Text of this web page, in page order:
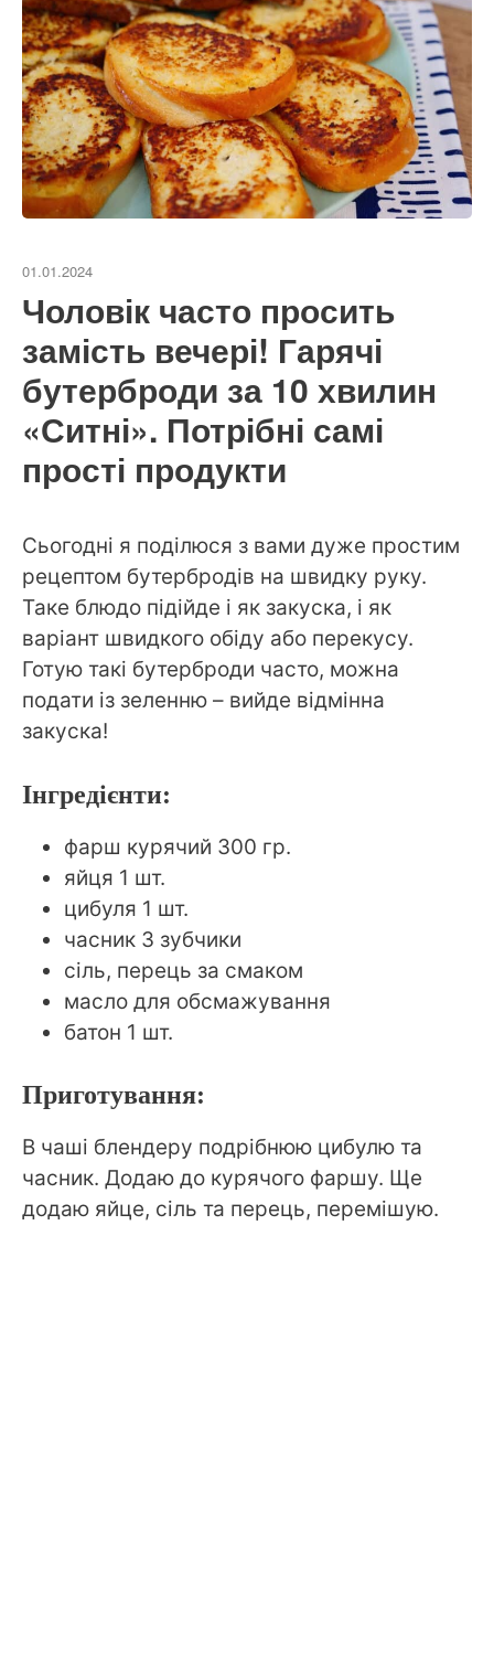
01.01.2024
Чоловік часто просить
замість вечері! Гарячі
бутерброди за 10 хвилин
«Ситні». Потрібні самі
прості продукти
Сьогодні я поділюся з вами дуже простим
рецептом бутербродів на швидку руку.
Таке блюдо підійде і як закуска, і як
варіант швидкого обіду або перекусу.
Готую такі бутерброди часто, можна
подати із зеленню – вийде відмінна
закуска!
Інгредієнти:
фарш курячий 300 гр.
яйця 1 шт.
цибуля 1 шт.
часник 3 зубчики
сіль, перець за смаком
масло для обсмажування
батон 1 шт.
Приготування:
В чаші блендеру подрібнюю цибулю та
часник. Додаю до курячого фаршу. Ще
додаю яйце, сіль та перець, перемішую.